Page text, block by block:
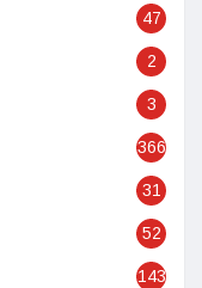
47
2
3
366
31
52
143